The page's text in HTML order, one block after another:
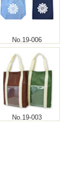
No.19-006
No.19-003